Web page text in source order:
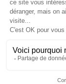
Mentions légales
Conditions